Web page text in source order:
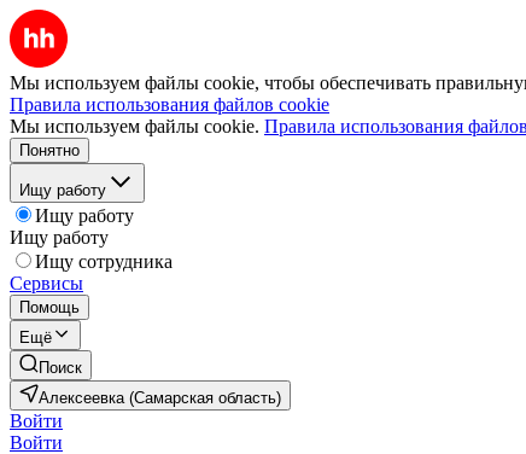
Мы используем файлы cookie, чтобы обеспечивать
Правила использования файлов cookie
Мы используем файлы cookie. Правила использования
Понятно
Ищу работу
Ищу работу
Ищу работу
Ищу сотрудника
Сервисы
Помощь
Ещё
Поиск
Алексеевка (Самарская область)
Войти
Войти